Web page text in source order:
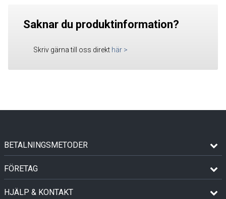
Saknar du produktinformation?
Skriv gärna till oss direkt här >
BETALNINGSMETODER
FÖRETAG
HJÄLP & KONTAKT